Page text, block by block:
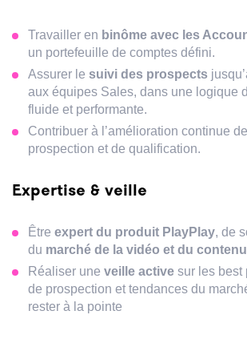
Travailler en binôme avec les
un portefeuille de comptes défini.
Assurer le suivi des prospects
aux équipes Sales, dans une logique
fluide et performante.
Contribuer à l’amélioration continue
prospection et de qualification.
Expertise & veille
Être expert du produit PlayPlay, de
du marché de la vidéo et du contenu
Réaliser une veille active sur les best
de prospection et tendances du
rester à la pointe